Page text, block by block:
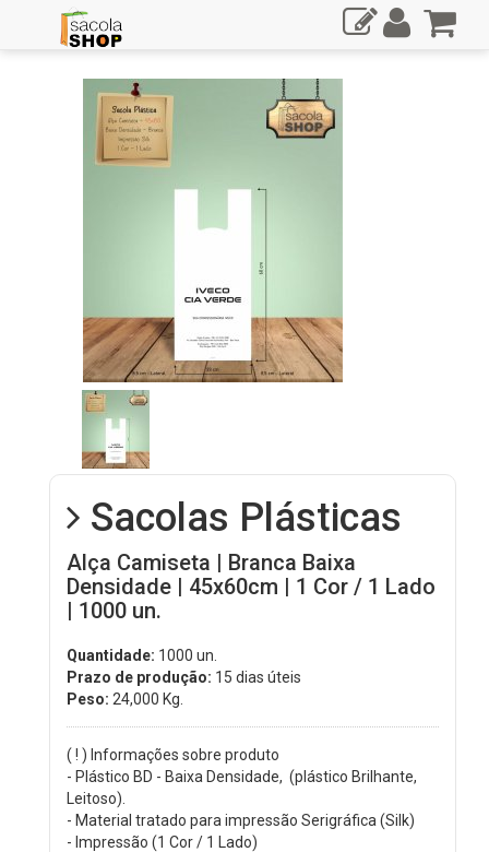
Sacolas Plásticas
Alça Camiseta | Branca Baixa
Densidade | 45x60cm | 1 Cor / 1 Lado
| 1000 un.
Quantidade: 1000 un.
Prazo de produção: 15 dias úteis
Peso: 24,000 Kg.
( ! ) Informações sobre produto
- Plástico BD - Baixa Densidade, (plástico Brilhante,
Leitoso).
- Material tratado para impressão Serigráfica (Silk)
- Impressão (1 Cor / 1 Lado)